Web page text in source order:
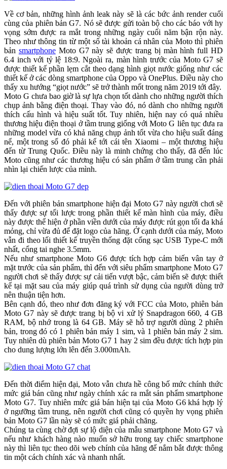
Về cơ bản, những hình ảnh leak này sẽ là các bức ảnh render cuối
cùng của phiên bản G7. Nó sẽ được gửi toàn bộ cho các báo với hy
vọng sớm được ra mắt trong những ngày cuối năm bận rộn này.
Theo như thông tin từ một số tài khoản cá nhân của Moto thì phiên
bản smartphoneMoto G7 này sẽ được trang bị màn hình full HD
6.4 inch với tỷ lệ 18:9. Ngoài ra, màn hình trước của Moto G7 sẽ
được thiết kế phần lẹm cắt theo dạng hình giọt nước giống như các
thiết kế ở các dòng smartphone của Oppo và OnePlus. Điều này cho
thấy xu hướng “giọt nước” sẽ trở thành mốt trong năm 2019 tới đây.
Moto G chưa bao giờ là sự lựa chọn tốt dành cho những người thích
chụp ảnh bằng điện thoại. Thay vào đó, nó dành cho những người
thích cấu hình và hiệu suất tốt. Tuy nhiên, hiện nay có quá nhiều
thương hiệu điện thoại ở tầm trung giống với Moto G liên tục đưa ra
những model vừa có khả năng chụp ảnh tốt vừa cho hiệu suất đáng
nể, một trong số đó phải kể tới cái tên Xiaomi – một thương hiệu
đến từ Trung Quốc. Điều này là minh chứng cho thấy, đã đến lúc
Moto cũng như các thương hiệu có sản phẩm ở tầm trung cần phải
nhìn lại chiến lược của mình.
Đến với phiên bản smartphone hiện đại Moto G7 này người chơi sẽ
thấy được sự tối lược trong phần thiết kế màn hình của máy, điều
này được thể hiện ở phần viền dưới của máy được rút gọn tối đa khá
mỏng, chỉ vừa đủ để đặt logo của hãng. Ở cạnh dưới của máy, Moto
vẫn đi theo lối thiết kế truyền thống đặt cổng sạc USB Type-C mới
nhất, cổng tai nghe 3.5mm.
Nếu như smartphone Moto G6 được tích hợp cảm biến vân tay ở
mặt trước của sản phẩm, thì đến với siêu phẩm smartphone Moto G7
người chơi sẽ thấy được sự cải tiến vượt bậc, cảm biến sẽ được thiết
kế tại mặt sau của máy giúp quá trình sử dụng của người dùng trở
nên thuận tiện hơn.
Bên cạnh đó, theo như đơn đăng ký với FCC của Moto, phiên bản
Moto G7 này sẽ được trang bị bộ vi xử lý Snapdragon 660, 4 GB
RAM, bộ nhớ trong là 64 GB. Máy sẽ hỗ trợ người dùng 2 phiên
bản, trong đó có 1 phiên bản máy 1 sim, và 1 phiên bản máy 2 sim.
Tuy nhiên dù phiên bản Moto G7 1 hay 2 sim đều được tích hợp pin
cho dung lượng lớn lên đến 3.000mAh.
Đến thời điểm hiện đại, Moto vẫn chưa hề công bố mức chính thức
mức giá bán cũng như ngày chính xác ra mắt sản phẩm smartphone
Moto G7. Tuy nhiên mức giá bán hiện tại của Moto G6 khá hợp lý
ở ngưỡng tầm trung, nên người chơi cũng có quyền hy vọng phiên
bản Moto G7 lần này sẽ có mức giá phải chăng.
Chúng ta cùng chờ đợi sự lộ diện của mẫu smartphone Moto G7 và
nếu như khách hàng nào muốn sở hữu trong tay chiếc smartphone
này thì liên tục theo dõi web chính của hãng để nắm bắt được thông
tin một cách chính xác và nhanh nhất.